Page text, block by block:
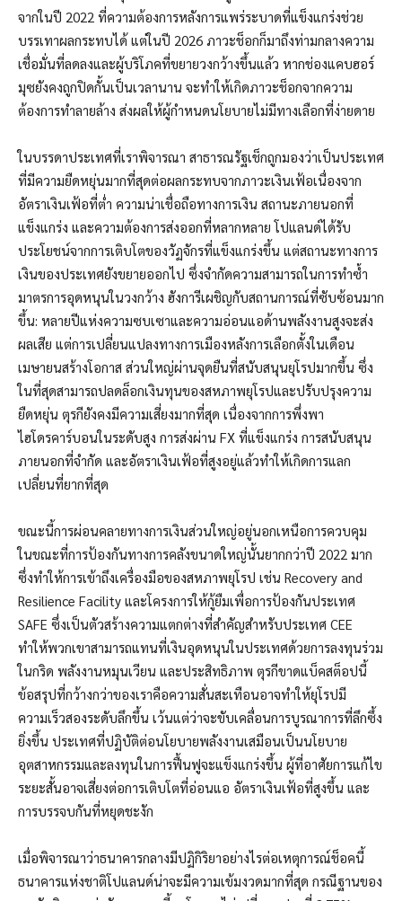
จากในปี 2022 ที่ความต้องการหลังการแพร่ระบาดที่แข็งแกร่งช่วย
บรรเทาผลกระทบได้ แต่ในปี 2026 ภาวะช็อกก็มาถึงท่ามกลางความ
เชื่อมั่นที่ลดลงและผู้บริโภคที่ขยายวงกว้างขึ้นแล้ว หากช่องแคบฮอร์
มุซยังคงถูกปิดกั้นเป็นเวลานาน จะทำให้เกิดภาวะช็อกจากความ
ต้องการทำลายล้าง ส่งผลให้ผู้กำหนดนโยบายไม่มีทางเลือกที่ง่ายดาย
ในบรรดาประเทศที่เราพิจารณา สาธารณรัฐเช็กถูกมองว่าเป็นประเทศ
ที่มีความยืดหยุ่นมากที่สุดต่อผลกระทบจากภาวะเงินเฟ้อเนื่องจาก
อัตราเงินเฟ้อที่ต่ำ ความน่าเชื่อถือทางการเงิน สถานะภายนอกที่
แข็งแกร่ง และความต้องการส่งออกที่หลากหลาย โปแลนด์ได้รับ
ประโยชน์จากการเติบโตของวัฏจักรที่แข็งแกร่งขึ้น แต่สถานะทางการ
เงินของประเทศยังขยายออกไป ซึ่งจำกัดความสามารถในการทำซ้ำ
มาตรการอุดหนุนในวงกว้าง ฮังการีเผชิญกับสถานการณ์ที่ซับซ้อนมาก
ขึ้น: หลายปีแห่งความซบเซาและความอ่อนแอด้านพลังงานสูงจะส่ง
ผลเสีย แต่การเปลี่ยนแปลงทางการเมืองหลังการเลือกตั้งในเดือน
เมษายนสร้างโอกาส ส่วนใหญ่ผ่านจุดยืนที่สนับสนุนยุโรปมากขึ้น ซึ่ง
ในที่สุดสามารถปลดล็อกเงินทุนของสหภาพยุโรปและปรับปรุงความ
ยืดหยุ่น ตุรกียังคงมีความเสี่ยงมากที่สุด เนื่องจากการพึ่งพา
ไฮโดรคาร์บอนในระดับสูง การส่งผ่าน FX ที่แข็งแกร่ง การสนับสนุน
ภายนอกที่จำกัด และอัตราเงินเฟ้อที่สูงอยู่แล้วทำให้เกิดการแลก
เปลี่ยนที่ยากที่สุด
ขณะนี้การผ่อนคลายทางการเงินส่วนใหญ่อยู่นอกเหนือการควบคุม
ในขณะที่การป้องกันทางการคลังขนาดใหญ่นั้นยากกว่าปี 2022 มาก
ซึ่งทำให้การเข้าถึงเครื่องมือของสหภาพยุโรป เช่น Recovery and
Resilience Facility และโครงการให้กู้ยืมเพื่อการป้องกันประเทศ
SAFE ซึ่งเป็นตัวสร้างความแตกต่างที่สำคัญสำหรับประเทศ CEE
ทำให้พวกเขาสามารถแทนที่เงินอุดหนุนในประเทศด้วยการลงทุนร่วม
ในกริด พลังงานหมุนเวียน และประสิทธิภาพ ตุรกีขาดแบ็คสต็อปนี้
ข้อสรุปที่กว้างกว่าของเราคือความสั่นสะเทือนอาจทำให้ยุโรปมี
ความเร็วสองระดับลึกขึ้น เว้นแต่ว่าจะขับเคลื่อนการบูรณาการที่ลึกซึ้ง
ยิ่งขึ้น ประเทศที่ปฏิบัติต่อนโยบายพลังงานเสมือนเป็นนโยบาย
อุตสาหกรรมและลงทุนในการฟื้นฟูจะแข็งแกร่งขึ้น ผู้ที่อาศัยการแก้ไข
ระยะสั้นอาจเสี่ยงต่อการเติบโตที่อ่อนแอ อัตราเงินเฟ้อที่สูงขึ้น และ
การบรรจบกันที่หยุดชะงัก
เมื่อพิจารณาว่าธนาคารกลางมีปฏิกิริยาอย่างไรต่อเหตุการณ์ช็อคนี้
ธนาคารแห่งชาติโปแลนด์น่าจะมีความเข้มงวดมากที่สุด กรณีฐานของ